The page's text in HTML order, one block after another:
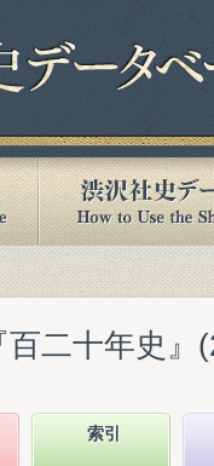
二十年史』
索引